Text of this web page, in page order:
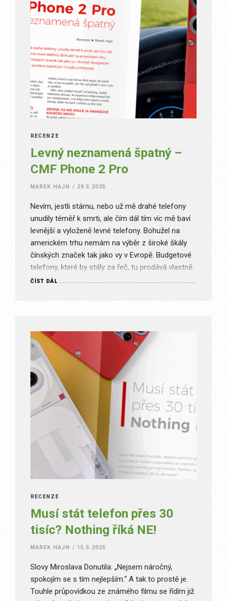
RECENZE
Levný neznamená špatný –
CMF Phone 2 Pro
MAREK HAJN / 29.5.2025
Nevím, jestli stárnu, nebo už mě drahé telefony
unudily téměř k smrti, ale čím dál tím víc mě baví
levnější a vyloženě levné telefony. Bohužel na
americkém trhu nemám na výběr z široké škály
čínských značek tak jako vy v Evropě. Budgetové
telefony, které by stály za řeč, tu prodává vlastně
jen Google a Motorola….
ČÍST DÁL
RECENZE
Musí stát telefon přes 30
tisíc? Nothing říká NE!
MAREK HAJN / 15.5.2025
Slovy Miroslava Donutila: „Nejsem náročný,
spokojím se s tím nejlepším.“ A tak to prostě je.
Touhle průpovídkou ze známého filmu se řídím již